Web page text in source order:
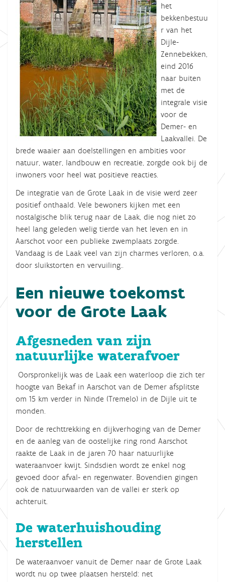
het
bekkenbestuu
r van het
Dijle-
Zennebekken,
eind 2016
naar buiten
met de
integrale visie
voor de
Demer- en
Laakvallei. De
brede waaier aan doelstellingen en ambities voor
natuur, water, landbouw en recreatie, zorgde ook bij de
inwoners voor heel wat positieve reacties.
De integratie van de Grote Laak in de visie werd zeer
positief onthaald. Vele bewoners kijken met een
nostalgische blik terug naar de Laak, die nog niet zo
heel lang geleden welig tierde van het leven en in
Aarschot voor een publieke zwemplaats zorgde.
Vandaag is de Laak veel van zijn charmes verloren, o.a.
door sluikstorten en vervuiling..
Een nieuwe toekomst
voor de Grote Laak
Afgesneden van zijn
natuurlijke waterafvoer
Oorspronkelijk was de Laak een waterloop die zich ter
hoogte van Bekaf in Aarschot van de Demer afsplitste
om 15 km verder in Ninde (Tremelo) in de Dijle uit te
monden.
Door de rechttrekking en dijkverhoging van de Demer
en de aanleg van de oostelijke ring rond Aarschot
raakte de Laak in de jaren 70 haar natuurlijke
wateraanvoer kwijt. Sindsdien wordt ze enkel nog
gevoed door afval- en regenwater. Bovendien gingen
ook de natuurwaarden van de vallei er sterk op
achteruit.
De waterhuishouding
herstellen
De wateraanvoer vanuit de Demer naar de Grote Laak
wordt nu op twee plaatsen hersteld: net